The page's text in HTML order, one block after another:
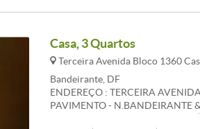
Casa, 3 Quartos
Terceira Avenida Bloco 1360
Bandeirante, DF
ENDEREÇO : TERCEIRA
PAVIMENTO -